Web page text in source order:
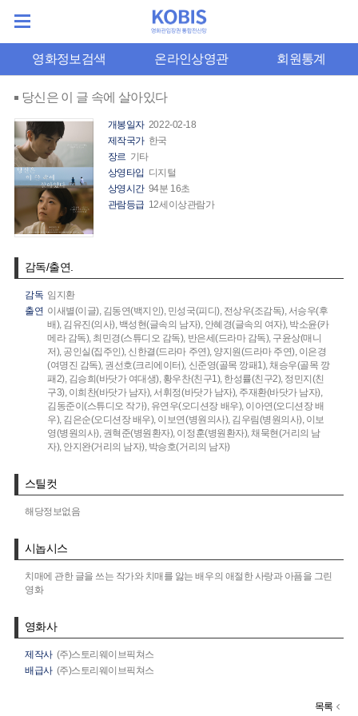
영화정보검색 온라인상영관 회원통계
당신은 이 글 속에 살아있다
개봉일자 2022-02-18
제작국가 한국
장르 기타
상영타입 디지털
상영시간 94분 16초
관람등급 12세이상관람가
감독/출연.
감독 임지환
출연 이새별(이글), 김동연(백지인), 민성국(피디), 전상우(조감독), 서승우(후
배), 김유진(의사), 백성현(글속의 남자), 안혜경(글속의 여자), 박소윤(카
메라 감독), 최민경(스튜디오 감독), 반은세(드라마 감독), 구윤상(매니
저), 공인실(집주인), 신한결(드라마 주연), 양지원(드라마 주연), 이은경
(여명진 감독), 권선호(크리에이터), 신준영(골목 깡패1),채승우(골목 깡
패2), 김승희(바닷가 여대생), 황우찬(친구1), 한성률(친구2), 정민지(친
구3), 이희찬(바닷가 남자), 서휘정(바닷가 남자), 주재환(바닷가 남자),
김동준이(스튜디오 작가), 유연우(오디션장 배우), 이아연(오디션장 배
우), 김은순(오디션장 배우), 이보연(병원의사), 김우림(병원의사), 이보
영(병원의사), 권혁준(병원환자), 이정훈(병원환자),채묵현(거리의 남
자), 안지완(거리의 남자), 박승호(거리의 남자)
스틸컷
해당정보없음
시놉시스
치매에 관한 글을 쓰는 작가와 치매를 앓는 배우의 애절한 사랑과 아픔을 그린
영화
영화사
제작사 (주)스토리웨이브픽쳐스
배급사 (주)스토리웨이브픽쳐스
목록